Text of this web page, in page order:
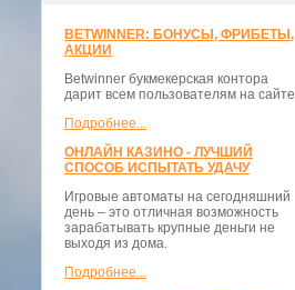
BETWINNER: БОНУСЫ, ФРИБЕТЫ,
АКЦИИ
Betwinner букмекерская контора
дарит всем пользователям на сайте
Подробнее...
ОНЛАЙН КАЗИНО - ЛУЧШИЙ
СПОСОБ ИСПЫТАТЬ УДАЧУ
Игровые автоматы на сегодняшний
день – это отличная возможность
зарабатывать крупные деньги не
выходя из дома.
Подробнее...